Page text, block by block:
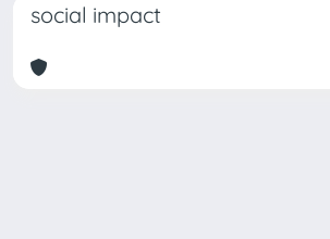
social impact